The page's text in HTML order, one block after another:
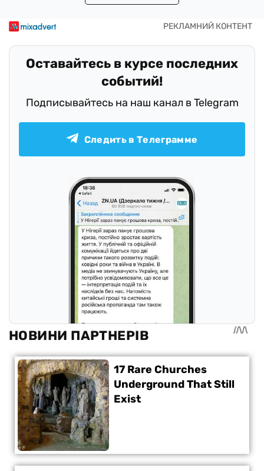
Оставайтесь в курсе последних
событий!
Подписывайтесь на наш канал в Telegram
Следить в Телеграмме